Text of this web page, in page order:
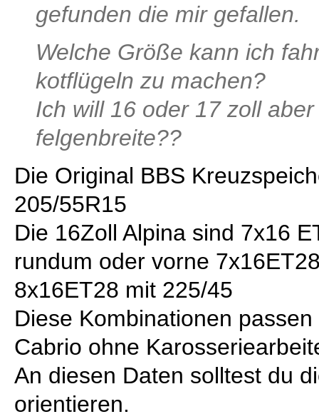
gefunden die mir gefallen.
Welche Größe kann ich
kotflügeln zu machen?
Ich will 16 oder 17 zoll
felgenbreite??
Die Original BBS
205/55R15
Die 16Zoll Alpina sind 7x16
rundum oder vorne
8x16ET28 mit 225/45
Diese Kombinationen
Cabrio ohne
An diesen Daten solltest du
orientieren.